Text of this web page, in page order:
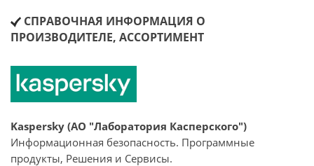
СПРАВОЧНАЯ ИНФОРМАЦИЯ О
ПРОИЗВОДИТЕЛЕ, АССОРТИМЕНТ
Kaspersky (АО "Лаборатория Касперского")
Информационная безопасность. Программные
продукты, Решения и Сервисы.